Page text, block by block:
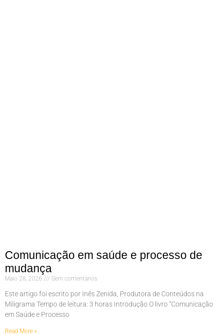
Comunicação em saúde e processo de
mudança
Maio 28, 2026 Sem comentários
Este artigo foi escrito por Inês Zenida, Produtora de Conteúdos na
Miligrama Tempo de leitura: 3 horas Introdução O livro “Comunicação
em Saúde e Processo
Read More »